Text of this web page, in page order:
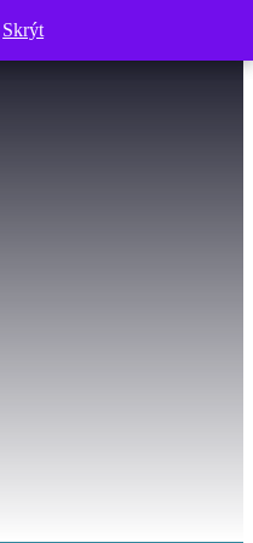
Skrýt
Skrýt